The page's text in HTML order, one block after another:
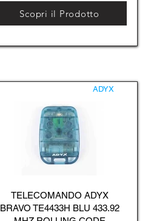
Scopri il Prodotto
ADYX
TELECOMANDO ADYX
BRAVO TE4433H BLU 433.92